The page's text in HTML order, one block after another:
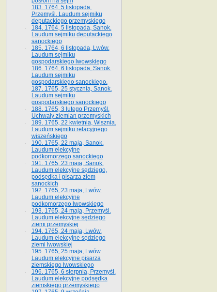
183. 1764, 5 listopada,
Przemyśl. Laudum sejmiku
deputackiego przemyskiego
184. 1764, 5 listopada, Sanok.
Laudum sejmiku deputackiego
sanockiego
185. 1764, 6 listopada, Lwów.
Laudum sejmiku
gospodarskiego lwowskiego
186. 1764, 6 listopada, Sanok.
Laudum sejmiku
gospodarskiego sanockiego.
187. 1765, 25 stycznia, Sanok.
Laudum sejmiku
gospodarskiego sanockiego
188. 1765, 3 lutego Przemyśl.
Uchwały ziemian przemyskich
189. 1765, 22 kwietnia, Wisznia.
Laudum sejmiku relacyjnego
wiszeńskiego
190. 1765, 22 maja, Sanok.
Laudum elekcyjne
podkomorzego sanockiego
191. 1765, 23 maja, Sanok.
Laudum elekcyjne sędziego,
podsędka i pisarza ziem
sanockich
192. 1765, 23 maja, Lwów.
Laudum elekcyjne
podkomorzego lwowskiego
193. 1765, 24 maja, Przemyśl.
Laudum elekcyjne sędziego
ziemi przemyskiej
194. 1765, 24 maja, Lwów.
Laudum elekcyjne sędziego
ziemi lwowskiej
195. 1765, 25 maja, Lwów.
Laudum elekcyjne pisarza
ziemskiego lwowskiego
196. 1765, 6 sierpnia, Przemyśl.
Laudum elekcyjne podsędka
ziemskiego przemyskiego